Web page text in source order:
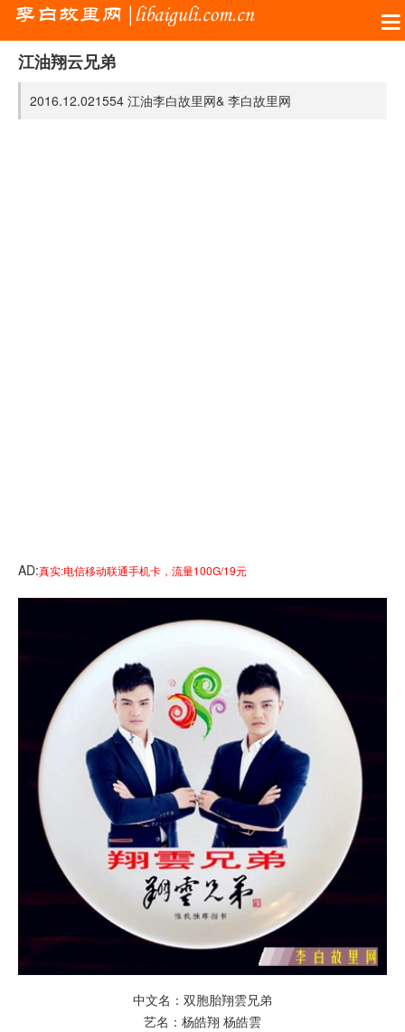
江油翔云兄弟
2016.12.021554 江油李白故里网& 李白故里网
AD:真实:电信移动联通手机卡，流量100G/19元
中文名：双胞胎翔雲兄弟
艺名：杨皓翔 杨皓雲